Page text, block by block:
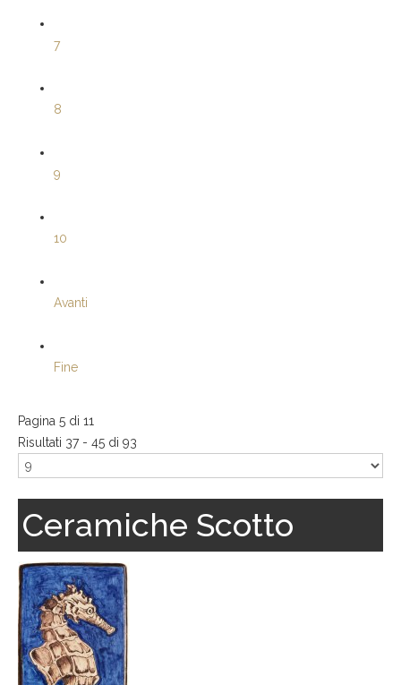
7
8
9
10
Avanti
Fine
Pagina 5 di 11
Risultati 37 - 45 di 93
Ceramiche Scotto